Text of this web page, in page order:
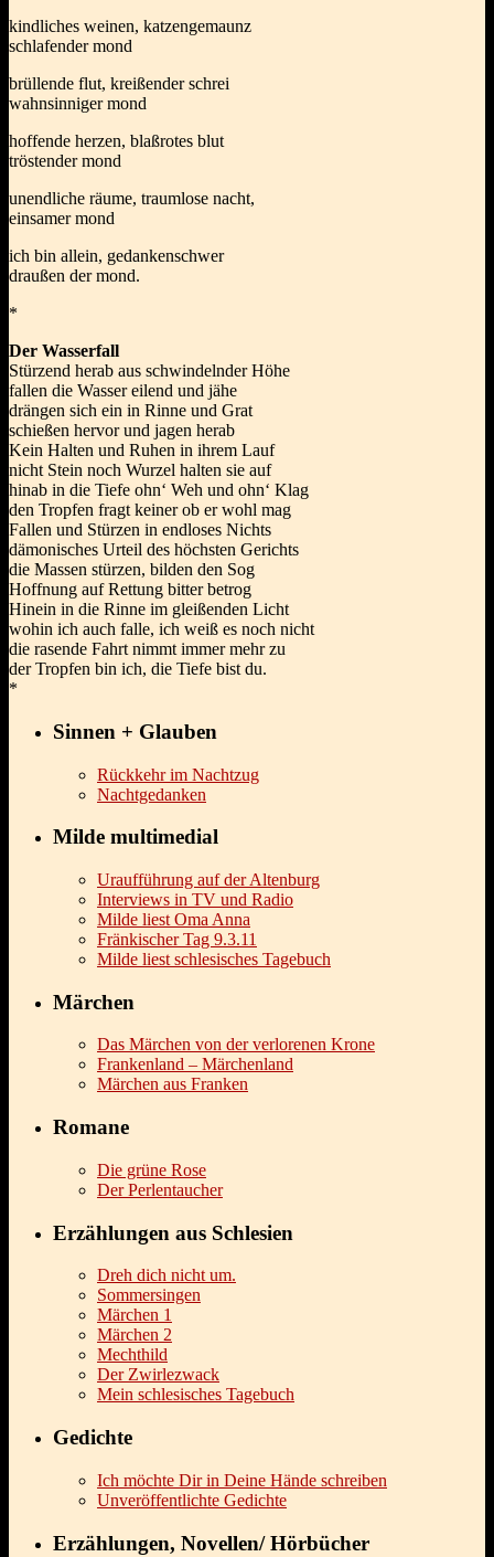
kindliches weinen, katzengemaunz
schlafender mond
brüllende flut, kreißender schrei
wahnsinniger mond
hoffende herzen, blaßrotes blut
tröstender mond
unendliche räume, traumlose nacht,
einsamer mond
ich bin allein, gedankenschwer
draußen der mond.
*
Der Wasserfall
Stürzend herab aus schwindelnder Höhe
fallen die Wasser eilend und jähe
drängen sich ein in Rinne und Grat
schießen hervor und jagen herab
Kein Halten und Ruhen in ihrem Lauf
nicht Stein noch Wurzel halten sie auf
hinab in die Tiefe ohn‘ Weh und ohn‘ Klag
den Tropfen fragt keiner ob er wohl mag
Fallen und Stürzen in endloses Nichts
dämonisches Urteil des höchsten Gerichts
die Massen stürzen, bilden den Sog
Hoffnung auf Rettung bitter betrog
Hinein in die Rinne im gleißenden Licht
wohin ich auch falle, ich weiß es noch nicht
die rasende Fahrt nimmt immer mehr zu
der Tropfen bin ich, die Tiefe bist du.
*
Sinnen + Glauben
Rückkehr im Nachtzug
Nachtgedanken
Milde multimedial
Uraufführung auf der Altenburg
Interviews in TV und Radio
Milde liest Oma Anna
Fränkischer Tag 9.3.11
Milde liest schlesisches Tagebuch
Märchen
Das Märchen von der verlorenen Krone
Frankenland – Märchenland
Märchen aus Franken
Romane
Die grüne Rose
Der Perlentaucher
Erzählungen aus Schlesien
Dreh dich nicht um.
Sommersingen
Märchen 1
Märchen 2
Mechthild
Der Zwirlezwack
Mein schlesisches Tagebuch
Gedichte
Ich möchte Dir in Deine Hände schreiben
Unveröffentlichte Gedichte
Erzählungen, Novellen/ Hörbücher